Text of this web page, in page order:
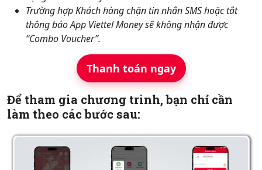
Trường hợp Khách hàng chặn tin nhắn SMS hoặc tắt
thông báo App Viettel Money sẽ không nhận được
“Combo Voucher”.
Thanh toán ngay
Để tham gia chương trình, bạn chỉ cần
làm theo các bước sau: